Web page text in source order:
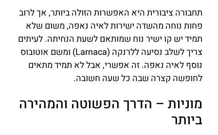
תחבורה ציבורית היא האפשרות הזולה ביותר, אך לרוב
פחות נוחה מהשדה ישירות לאיה נאפה, משום שלא
תמיד יש קו ישיר נוח שמותאם לשעת הנחיתה. לעיתים
צריך לשלב נסיעה ללרנקה (Larnaca) ומשם אוטובוס
נוסף לאיה נאפה. זה אפשרי, אבל לא תמיד מתאים
לחופשה קצרה שבה כל שעה חשובה.
מוניות – הדרך הפשוטה והמהירה
ביותר